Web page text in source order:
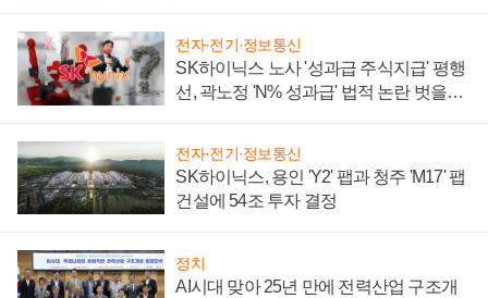
전자·전기·정보통신
SK하이닉스 노사 '성과급 주식지급' 평행
선, 곽노정 'N% 성과급' 법적 논란 벗을지
전자·전기·정보통신
SK하이닉스, 용인 'Y2' 팹과 청주 'M17' 팹
건설에 54조 투자 결정
정치
AI시대 맞아 25년 만에 전력산업 구조개